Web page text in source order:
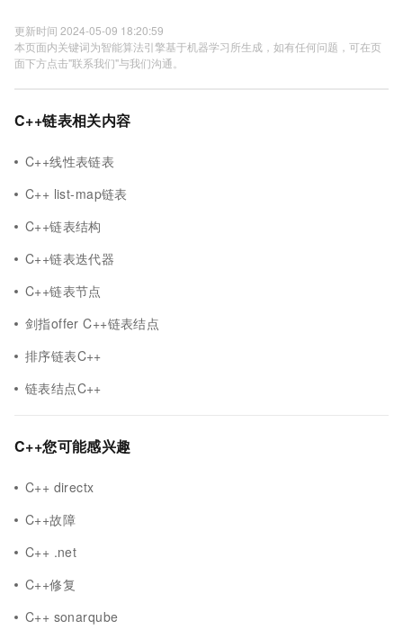
更新时间 2024-05-09 18:20:59
本页面内关键词为智能算法引擎基于机器学习所生成，如有任何问题，可在页
面下方点击"联系我们"与我们沟通。
C++链表相关内容
C++线性表链表
C++ list-map链表
C++链表结构
C++链表迭代器
C++链表节点
剑指offer C++链表结点
排序链表C++
链表结点C++
C++您可能感兴趣
C++ directx
C++故障
C++ .net
C++修复
C++ sonarqube